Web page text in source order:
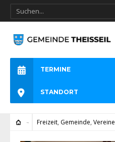
TERMINE
STANDORT
Freizeit, Gemeinde, Vereine